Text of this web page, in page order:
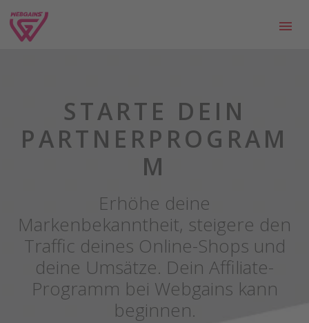
STARTE DEIN
PARTNERPROGRAM
M
Erhöhe deine
Markenbekanntheit, steigere den
Traffic deines Online-Shops und
deine Umsätze. Dein Affiliate-
Programm bei Webgains kann
beginnen.